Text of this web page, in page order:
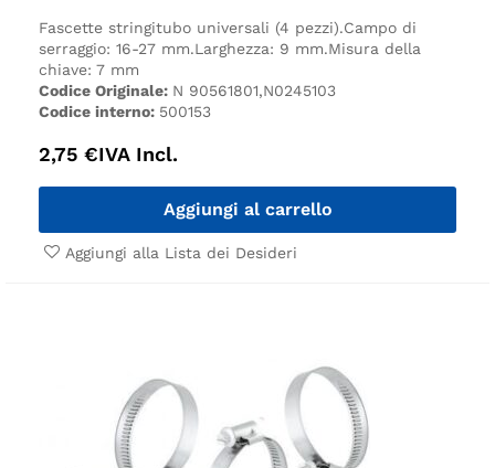
Fascette stringitubo universali (4 pezzi).Campo di
serraggio: 16-27 mm.Larghezza: 9 mm.Misura della
chiave: 7 mm
Codice Originale: N 90561801,N0245103
Codice interno: 500153
2,75 €IVA Incl.
Aggiungi al carrello
Aggiungi alla Lista dei Desideri